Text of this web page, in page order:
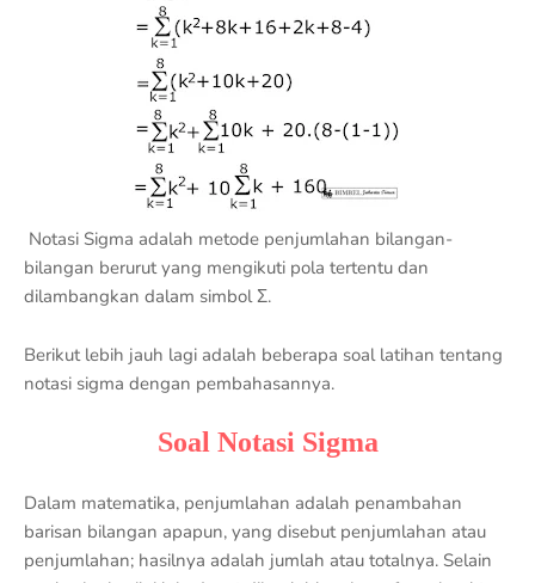
Notasi Sigma adalah metode penjumlahan bilangan-
bilangan berurut yang mengikuti pola tertentu dan
dilambangkan dalam simbol Σ.
Berikut lebih jauh lagi adalah beberapa soal latihan tentang
notasi sigma dengan pembahasannya.
Soal Notasi Sigma
Dalam matematika, penjumlahan adalah penambahan
barisan bilangan apapun, yang disebut penjumlahan atau
penjumlahan; hasilnya adalah jumlah atau totalnya. Selain